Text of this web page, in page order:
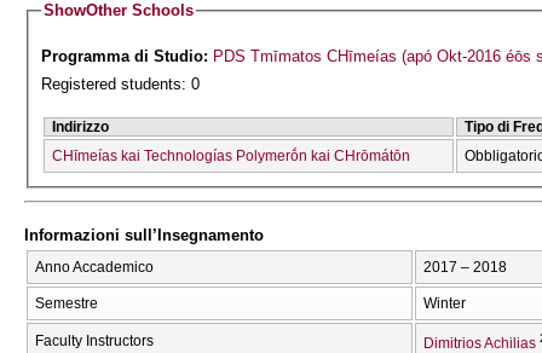
ShowOther Schools
Programma di Studio: PDS Tmīmatos CΗīmeías (apó Okt-2016 éōs
Registered students: 0
Indirizzo
Tipo di
CΗīmeías kai Technologías Polymerṓn kai CΗrōmátōn
Informazioni sull’Insegnamento
Anno Accademico 2017 – 2018
Semestre Winter
Faculty Instructors Dimitrios Achilias